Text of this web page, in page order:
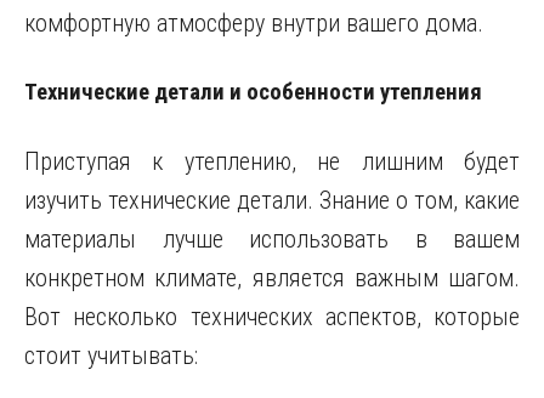
комфортную атмосферу внутри вашего дома.
Технические детали и особенности утепления
Приступая к утеплению, не лишним будет
изучить технические детали. Знание о том, какие
материалы лучше использовать в вашем
конкретном климате, является важным шагом.
Вот несколько технических аспектов, которые
стоит учитывать: